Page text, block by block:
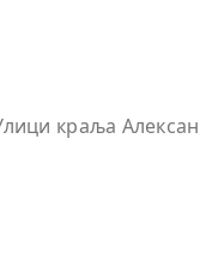
краља